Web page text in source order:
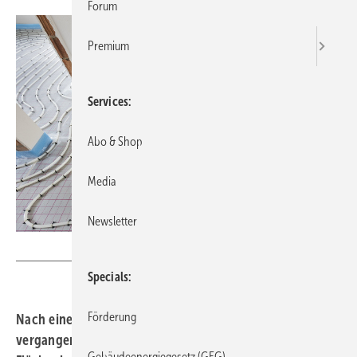
Nach einem kontinuierlichen Wachstum in den
vergangenen zehn Jahren ist der Absatz von
Forum
Premium
Services
Abo & Shop
Media
Newsletter
Specials
Förderung